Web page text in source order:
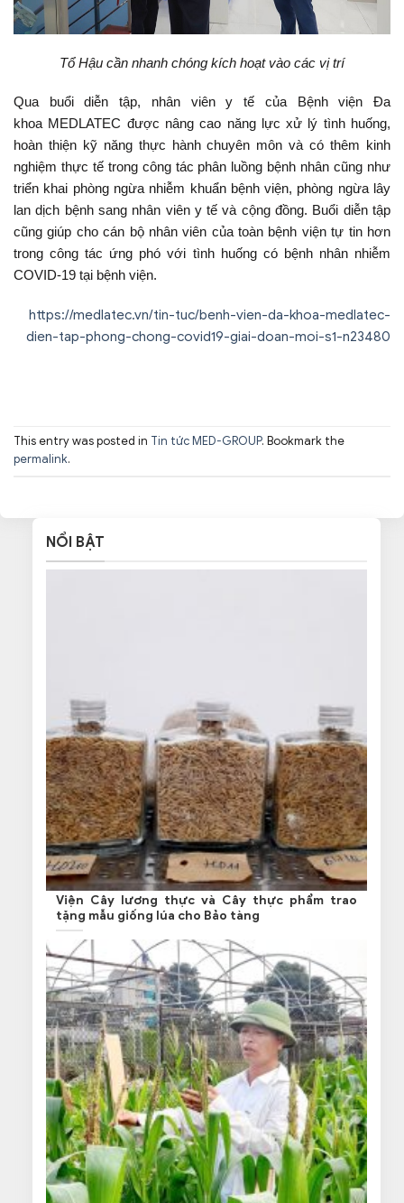
Tổ Hậu cần nhanh chóng kích hoạt vào các vị trí
Qua buổi diễn tập, nhân viên y tế của Bệnh viện Đa
khoa MEDLATEC được nâng cao năng lực xử lý tình huống,
hoàn thiện kỹ năng thực hành chuyên môn và có thêm kinh
nghiệm thực tế trong công tác phân luồng bệnh nhân cũng như
triển khai phòng ngừa nhiễm khuẩn bệnh viện, phòng ngừa lây
lan dịch bệnh sang nhân viên y tế và cộng đồng. Buổi diễn tập
cũng giúp cho cán bộ nhân viên của toàn bệnh viện tự tin hơn
trong công tác ứng phó với tình huống có bệnh nhân nhiễm
COVID-19 tại bệnh viện.
https://medlatec.vn/tin-tuc/benh-vien-da-khoa-medlatec-
dien-tap-phong-chong-covid19-giai-doan-moi-s1-n23480
This entry was posted in Tin tức MED-GROUP. Bookmark the
permalink.
NỔI BẬT
Viện Cây lương thực và Cây thực phẩm trao
tặng mẫu giống lúa cho Bảo tàng